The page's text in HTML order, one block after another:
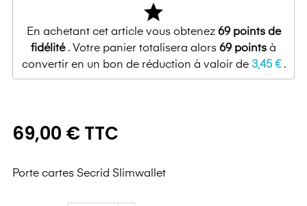
star
En achetant cet article vous obtenez 69points de
fidélité. Votre panier totalisera alors 69 points à
convertir en un bon de réduction à valoir de 3,45 €.
69,00 € TTC
Porte cartes Secrid Slimwallet